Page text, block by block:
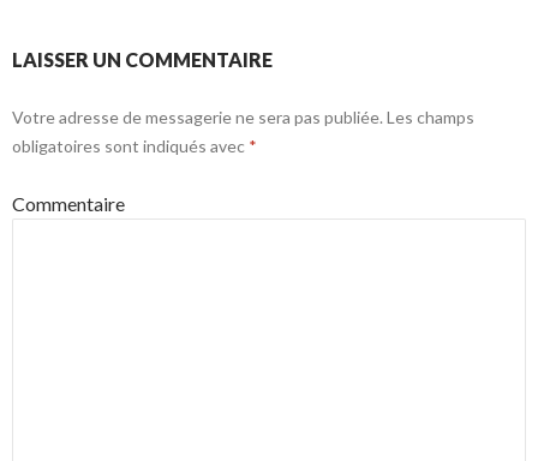
LAISSER UN COMMENTAIRE
Votre adresse de messagerie ne sera pas publiée. Les champs
obligatoires sont indiqués avec *
Commentaire